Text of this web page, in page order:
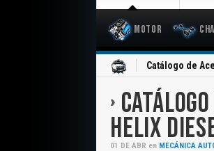
Motor
Catálogo de
HELIX
01 DE ABR en MECÁNICA